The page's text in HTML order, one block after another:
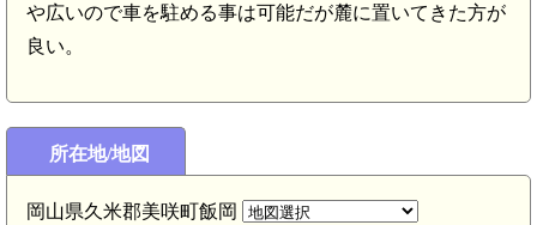
や広いので車を駐める事は可能だが麓に置いてきた方が
良い。
所在地/地図
岡山県久米郡美咲町飯岡